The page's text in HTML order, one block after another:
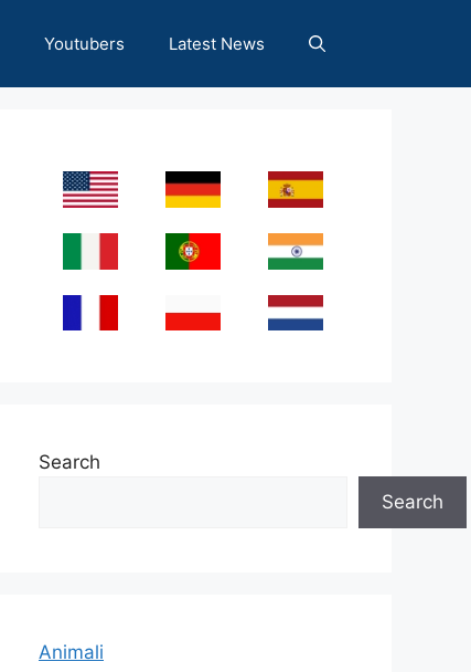
Youtubers Latest News
Search
Search
Animali